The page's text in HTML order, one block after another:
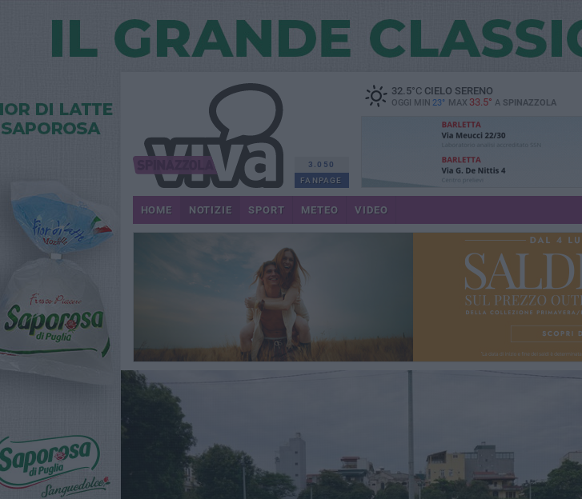
3.050
FANPAGE
32.5°CCIELO SERENO
OGGI MIN 23° MAX 33.5° A SPINAZZOLA
HOME NOTIZIE SPORT METEO VIDEO